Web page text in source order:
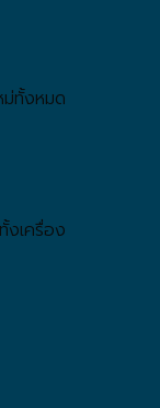
ม่ทั้งหมด
เครื่อง